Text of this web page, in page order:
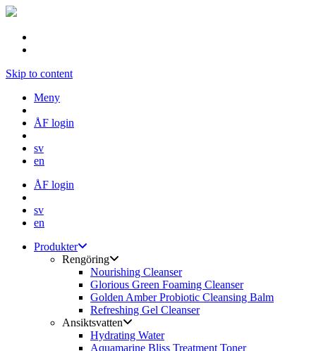
Skip to content
Meny
ÅF login
sv
en
ÅF login
sv
en
Produkter
Rengöring
Nourishing Cleanser
Glorious Green Foaming Cleanser
Golden Amber Probiotic Cleansing Balm
Refreshing Gel Cleanser
Ansiktsvatten
Hydrating Water
Aquamarine Bliss Treatment Toner